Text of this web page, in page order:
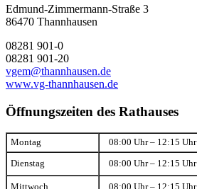
Edmund-Zimmermann-Straße 3
86470 Thannhausen
08281 901-0
08281 901-20
vgem@thannhausen.de
www.vg-thannhausen.de
Öffnungszeiten des Rathauses
Montag 08:00 Uhr – 12:15 Uhr
Dienstag 08:00 Uhr – 12:15 Uhr